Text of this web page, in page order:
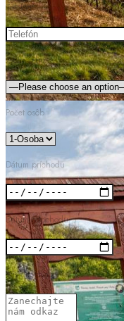
Telefón
Zvoľte izbu
Počet osôb
Dátum príchodu
Dátum odochodu
Vaša správa